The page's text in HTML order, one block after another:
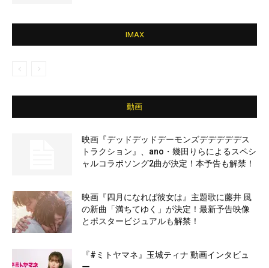
IMAX
動画
映画『デッドデッドデーモンズデデデデデス
トラクション』、ano・幾田りらによるスペシ
ャルコラボソング2曲が決定！本予告も解禁！
映画『四月になれば彼女は』主題歌に藤井 風
の新曲「満ちてゆく」が決定！最新予告映像
とポスタービジュアルも解禁！
『#ミトヤマネ』玉城ティナ 動画インタビュ